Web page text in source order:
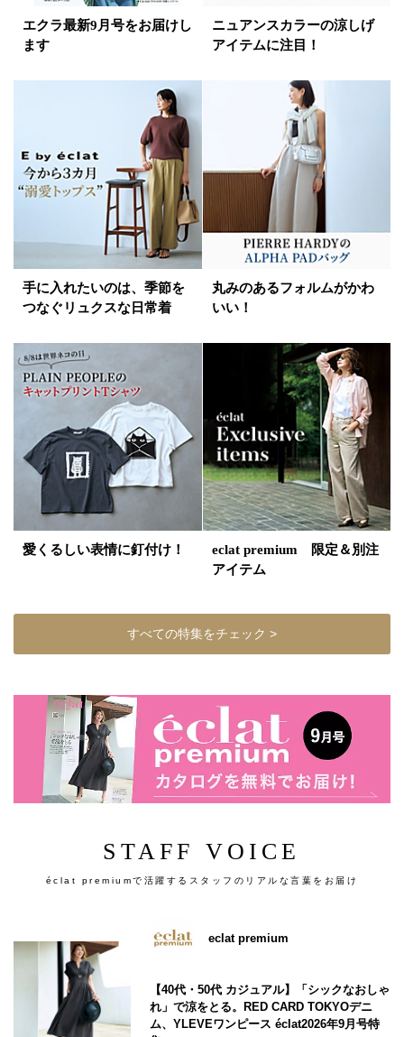
エクラ最新9月号をお届けし
ます
ニュアンスカラーの涼しげ
アイテムに注目！
手に入れたいのは、季節を
つなぐリュクスな日常着
丸みのあるフォルムがかわ
いい！
愛くるしい表情に釘付け！
eclat premium 限定＆別注
アイテム
すべての特集をチェック >
STAFF VOICE
éclat premiumで活躍するスタッフのリアルな言葉をお届け
eclat premium
【40代・50代 カジュアル】「シックなおしゃ
れ」で涼をとる。RED CARD TOKYOデニ
ム、YLEVEワンピース éclat2026年9月号特